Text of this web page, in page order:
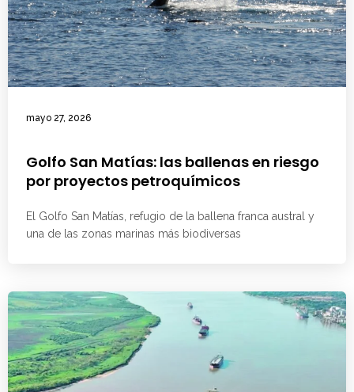
mayo 27, 2026
Golfo San Matías: las ballenas en riesgo
por proyectos petroquímicos
El Golfo San Matías, refugio de la ballena franca austral y
una de las zonas marinas más biodiversas